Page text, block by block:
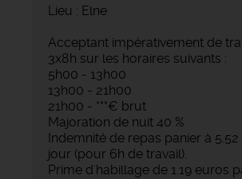
Lieu : Elne
Acceptant impérativement de
3x8h sur les horaires suivants :
5h00 - 13h00
13h00 - 21h00
21h00 - ***€ brut
Majoration de nuit 40 %
Indemnité de repas panier à
jour (pour 6h de travail).
Prime d'habillage de 1.19 euros